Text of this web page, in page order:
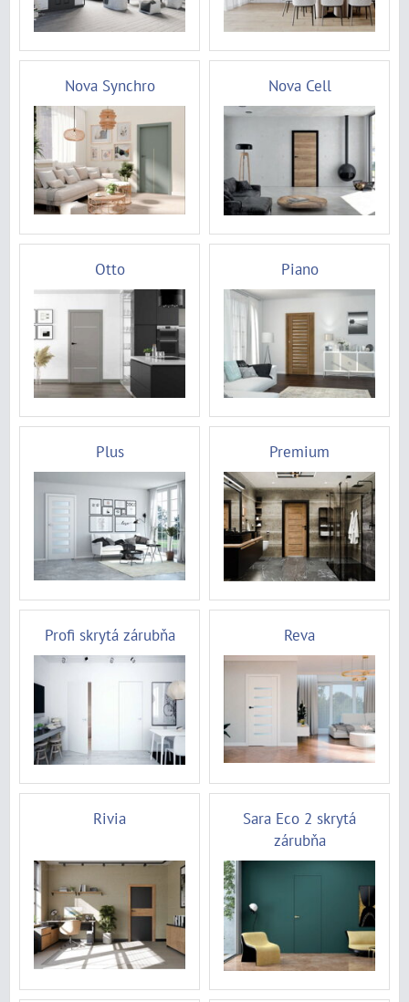
Nova Synchro Nova Cell
Otto Piano
Plus Premium
Profi skrytá zárubňa Reva
Rivia
Sara Eco 2 skrytá
zárubňa